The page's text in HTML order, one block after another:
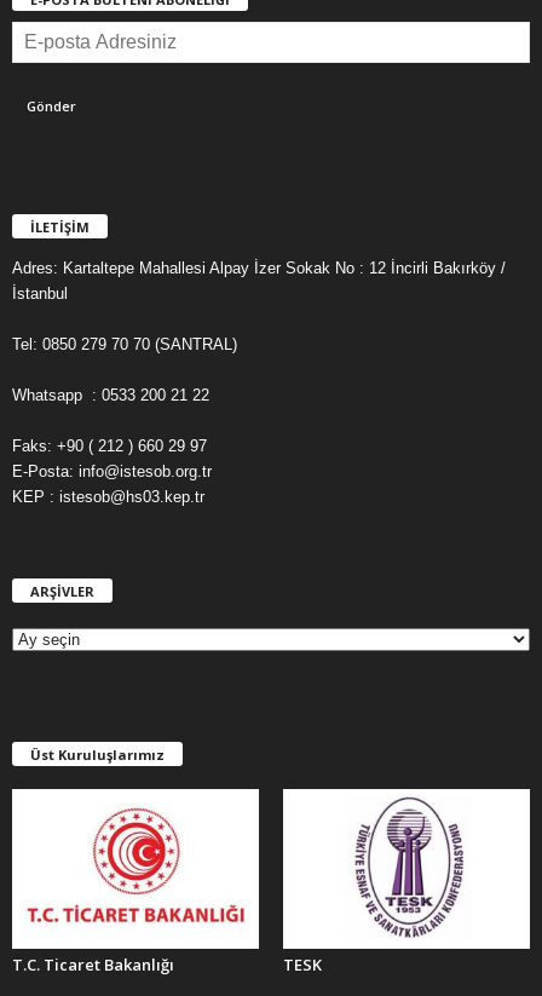
İLETİŞİM
Adres: Kartaltepe Mahallesi Alpay İzer Sokak No : 12 İncirli Bakırköy /
İstanbul
Tel: 0850 279 70 70 (SANTRAL)
Whatsapp : 0533 200 21 22
Faks: +90 ( 212 ) 660 29 97
E-Posta: info@istesob.org.tr
KEP : istesob@hs03.kep.tr
ARŞİVLER
E
R
Üst Kuruluşlarımız
T.C. Ticaret Bakanlığı TESK